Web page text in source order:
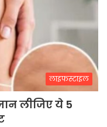
लाइफस्टाइल
लीजिए ये 5